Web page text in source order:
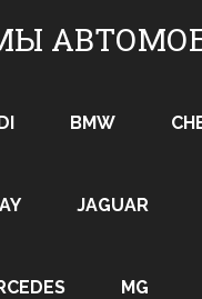
BMW
JAGUAR
MG